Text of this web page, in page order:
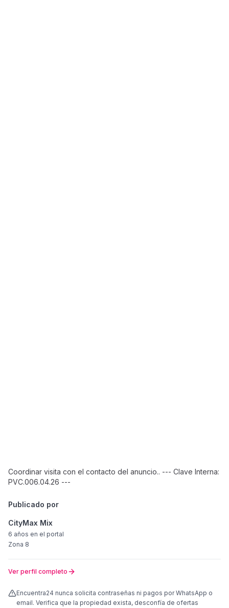
Coordinar visita con el contacto del anuncio.. --- Clave Interna:
PVC.006.04.26 ---
Publicado por
CityMax Mix
6 años en el portal
Zona 8
Ver perfil completo
Encuentra24 nunca solicita contraseñas ni pagos por WhatsApp o
email. Verifica que la propiedad exista, desconfía de ofertas